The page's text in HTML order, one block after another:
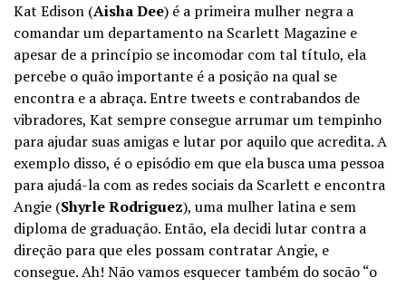
Kat Edison (Aisha Dee) é a primeira mulher negra a
comandar um departamento na Scarlett Magazine e
apesar de a princípio se incomodar com tal título, ela
percebe o quão importante é a posição na qual se
encontra e a abraça. Entre tweets e contrabandos de
vibradores, Kat sempre consegue arrumar um tempinho
para ajudar suas amigas e lutar por aquilo que acredita. A
exemplo disso, é o episódio em que ela busca uma pessoa
para ajudá-la com as redes sociais da Scarlett e encontra
Angie (Shyrle Rodriguez), uma mulher latina e sem
diploma de graduação. Então, ela decidi lutar contra a
direção para que eles possam contratar Angie, e
consegue. Ah! Não vamos esquecer também do socão “o